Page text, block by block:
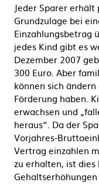
Jeder Sparer erhält
Grundzulage bei
Einzahlungsbetrag
jedes Kind gibt es
Dezember 2007
300 Euro. Aber
können sich
Förderung haben.
erwachsen und
heraus“. Da der
Vorjahres-
Vertrag einzahlen
zu erhalten, ist dies